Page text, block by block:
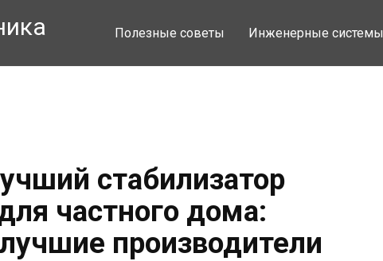
Полезные советы Инженерные системы
стабилизатор
частного дома:
производители